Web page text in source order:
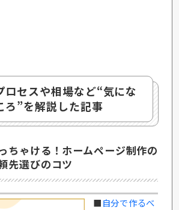
ロセスや相場など“気にな
ろ”を解説した記事
ちゃける！ホームページ制作の
先選びのコツ
■自分で作るべ